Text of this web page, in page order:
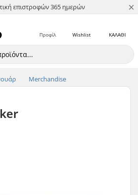
επιστροφών 365 ημερών
4.8 στα 5 ×
ΚΑΛΑΘΙ
Wishlist
Προφίλ
Merchandise